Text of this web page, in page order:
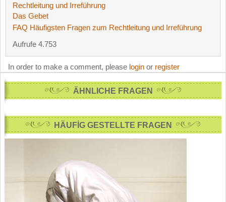
Rechtleitung und Irreführung
Das Gebet
FAQ Häufigsten Fragen zum Rechtleitung und Irreführung
Aufrufe 4.753
In order to make a comment, please login or register
ÄHNLICHE FRAGEN
HÄUFİG GESTELLTE FRAGEN